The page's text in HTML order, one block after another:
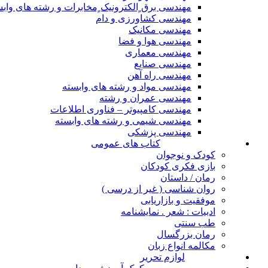
مهندسی برق ٍالکترونیک ٍمخابرات و رشته های
مهندسی کشاورزی و دام
مهندسی مکانیک
مهندسی هوا و فضا
مهندسی معماری
مهندسی صنایع
مهندسی راه آهن
مهندسی مواد و رشته های وابسته
مهندسی عمران و رشته
مهندسی کامپیوتر – فناوری اطلاعات
مهندسی شیمی و رشته های وابسته
مهندسی پزشکی
کتاب های عمومی
کودک و نوجوان
بازی فکری کودکان
رمان / داستان
روان شناسی ( غیر از درسی )
موفقیت و بازاریابی
ادبیات : شعر . نمایشنامه
طب سنتی
رمان بزرگسال
مکالمه انواع زبان
لوازم تحریر